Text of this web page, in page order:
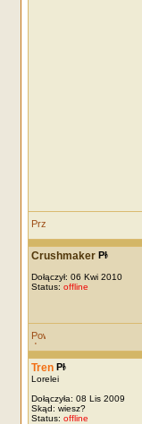
Crushmaker
Dołączył: 06 Kwi 2010
Status: offline
Tren
Lorelei
Dołączyła: 08 Lis 2009
Skąd: wiesz?
Status: offline